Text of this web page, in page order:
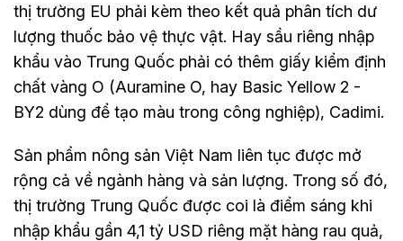
thị trường EU phải kèm theo kết quả phân tích dư
lượng thuốc bảo vệ thực vật. Hay sầu riêng nhập
khẩu vào Trung Quốc phải có thêm giấy kiểm định
chất vàng O (Auramine O, hay Basic Yellow 2 -
BY2 dùng để tạo màu trong công nghiệp), Cadimi.
Sản phẩm nông sản Việt Nam liên tục được mở
rộng cả về ngành hàng và sản lượng. Trong số đó,
thị trường Trung Quốc được coi là điểm sáng khi
nhập khẩu gần 4,1 tỷ USD riêng mặt hàng rau quả,